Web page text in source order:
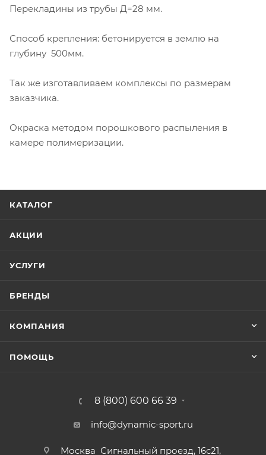
Перекладины из трубы Д=28 мм.
Способ крепления: бетонируется в землю на
глубину 500мм.
Так же изготавливаем комплексы по размерам
заказчика.
Окраска методом порошкового распыления в
камере полимеризации.
КАТАЛОГ
АКЦИИ
УСЛУГИ
БРЕНДЫ
КОМПАНИЯ
ПОМОЩЬ
8 (800) 600 66 39
info@dynamic-sport.ru
Москва Сигнальный проезд, 16с21,